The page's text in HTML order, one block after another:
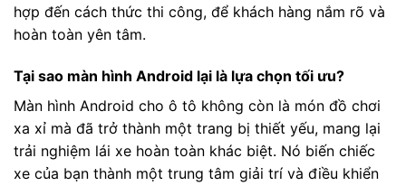
hợp đến cách thức thi công, để khách hàng nắm rõ và
hoàn toàn yên tâm.
Tại sao màn hình Android lại là lựa chọn tối ưu?
Màn hình Android cho ô tô không còn là món đồ chơi
xa xỉ mà đã trở thành một trang bị thiết yếu, mang lại
trải nghiệm lái xe hoàn toàn khác biệt. Nó biến chiếc
xe của bạn thành một trung tâm giải trí và điều khiển